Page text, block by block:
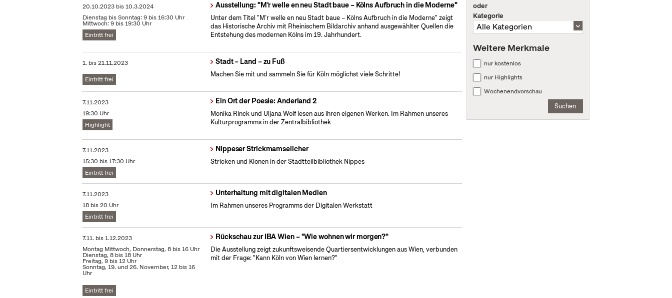
20.10.2023 bis10.3.2024
Dienstag bis Sonntag: 9 bis 16:30 Uhr
Mittwoch: 9 bis 19:30 Uhr
Eintritt frei
Ausstellung: "M'r welle en neu Stadt baue – Kölns Aufbruch in die Moderne"
Unter dem Titel "M’r welle en neu Stadt baue – Kölns Aufbruch in die Moderne" zeigt
das Historische Archiv mit Rheinischem Bildarchiv anhand ausgewählter Quellen die
Entstehung des modernen Kölns im 19. Jahrhundert.
1. bis21.11.2023
Eintritt frei
Stadt – Land – zu Fuß
Machen Sie mit und sammeln Sie für Köln möglichst viele Schritte!
7.11.2023
19:30 Uhr
Highlight
Ein Ort der Poesie: Anderland 2
Monika Rinck und Uljana Wolf lesen aus ihren eigenen Werken. Im Rahmen unseres
Kulturprogramms in der Zentralbibliothek
7.11.2023
15:30 bis 17:30 Uhr
Eintritt frei
Nippeser Strickmamsellcher
Stricken und Klönen in der Stadtteilbibliothek Nippes
7.11.2023
18 bis 20 Uhr
Eintritt frei
Unterhaltung mit digitalen Medien
Im Rahmen unseres Programms der Digitalen Werkstatt
7.11. bis1.12.2023
Montag Mittwoch, Donnerstag, 8 bis 16 Uhr
Dienstag, 8 bis 18 Uhr
Freitag, 9 bis 12 Uhr
Sonntag, 19. und 26. November, 12 bis 16
Uhr
Eintritt frei
Rückschau zur IBA Wien – "Wie wohnen wir morgen?"
Die Ausstellung zeigt zukunftsweisende Quartiersentwicklungen aus Wien, verbunden
mit der Frage: "Kann Köln von Wien lernen?"
oder
Kategorie
Weitere Merkmale
nur kostenlos
nur Highlights
Wochenendvorschau
Suchen